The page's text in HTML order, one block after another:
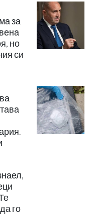
за
но
си
го